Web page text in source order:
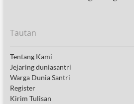
Tautan
Tentang Kami
Jejaring duniasantri
Warga Dunia Santri
Register
Kirim Tulisan